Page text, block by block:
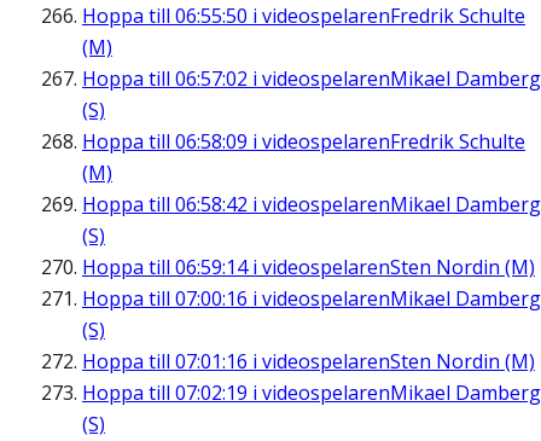
Hoppa till 06:55:50 i videospelarenFredrik Schulte
(M)
Hoppa till 06:57:02 i videospelarenMikael Damberg
(S)
Hoppa till 06:58:09 i videospelarenFredrik Schulte
(M)
Hoppa till 06:58:42 i videospelarenMikael Damberg
(S)
Hoppa till 06:59:14i videospelarenSten Nordin (M)
Hoppa till 07:00:16 i videospelarenMikael Damberg
(S)
Hoppa till 07:01:16 i videospelarenSten Nordin (M)
Hoppa till 07:02:19 i videospelarenMikael Damberg
(S)